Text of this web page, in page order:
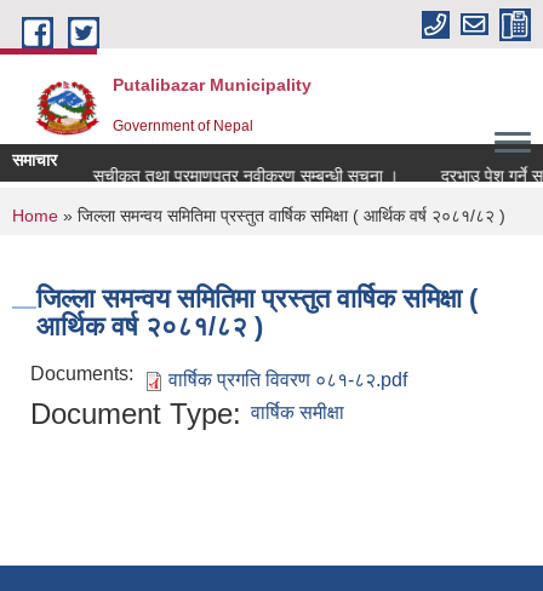
Skip to main content
Putalibazar Municipality
Government of Nepal
समाचार
गर्ने विक्रेता सूचीकृत तथा प्रमाणपत्र नवीकरण सम्बन्धी सूचना ।
दरभाउ पेश गर्ने
You are here
Home » जिल्ला समन्वय समितिमा प्रस्तुत वार्षिक समिक्षा ( आर्थिक वर्ष २०८१/८२ )
जिल्ला समन्वय समितिमा प्रस्तुत वार्षिक समिक्षा (
आर्थिक वर्ष २०८१/८२ )
Documents: वार्षिक प्रगति विवरण ०८१-८२.pdf
Document Type: वार्षिक समीक्षा